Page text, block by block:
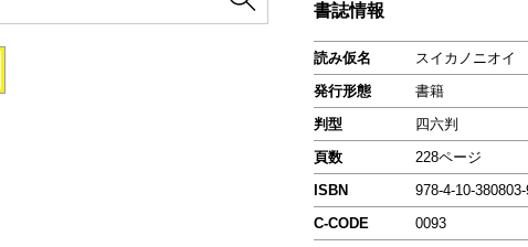
書誌情報
読み仮名
スイカノニオイ
発行形態
書籍
判型
四六判
頁数
228ページ
ISBN
978-4-10-
C-CODE
0093